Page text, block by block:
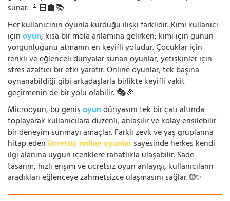
sunar. 👩🏻‍🏫📚
Her kullanıcının oyunla kurduğu ilişki farklıdır. Kimi kullanıcı
içinoyun, kısa bir mola anlamına gelirken; kimi için günün
yorgunluğunu atmanın en keyifli yoludur. Çocuklar için
renkli ve eğlenceli dünyalar sunan oyunlar, yetişkinler için
stres azaltıcı bir etki yaratır. Online oyunlar, tek başına
oynanabildiği gibi arkadaşlarla birlikte keyifli vakit
geçirmenin de bir yolu olabilir. 🎭🎉
Microoyun, bu genişoyundünyasını tek bir çatı altında
toplayarak kullanıcılara düzenli, anlaşılır ve kolay erişilebilir
bir deneyim sunmayı amaçlar. Farklı zevk ve yaş gruplarına
hitap eden ücretsiz online oyunlarsayesinde herkes kendi
ilgi alanına uygun içeriklere rahatlıkla ulaşabilir. Sade
tasarım, hızlı erişim ve ücretsiz oyun anlayışı, kullanıcıların
aradıkları eğlenceye zahmetsizce ulaşmasını sağlar. 🌐✨